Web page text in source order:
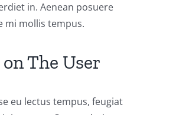
in. Aenean posuere
mi mollis tempus.
The User
eu lectus tempus, feugiat